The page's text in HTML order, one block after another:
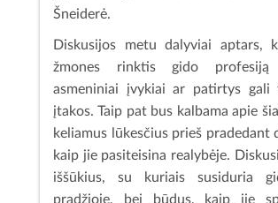
Šneiderė.
Diskusijos metu dalyviai aptars,
žmones rinktis gido
asmeniniai įvykiai ar patirtys gali
įtakos. Taip pat bus kalbama apie
keliamus lūkesčius prieš pradedant
kaip jie pasiteisina realybėje.
iššūkius, su kuriais susiduria
pradžioje, bei būdus, kaip jie